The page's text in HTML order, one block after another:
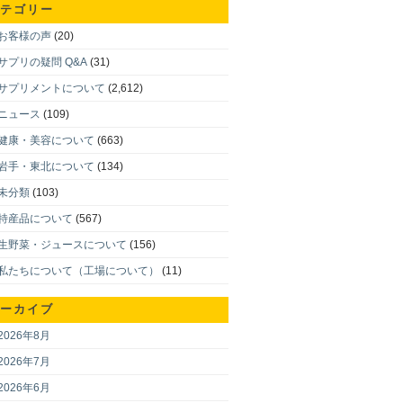
ゴリー
客様の声 (20)
プリの疑問 Q&A (31)
プリメントについて (2,612)
ュース (109)
康・美容について (663)
手・東北について (134)
分類 (103)
産品について (567)
野菜・ジュースについて (156)
たちについて（工場について） (11)
カイブ
年8月
年7月
年6月